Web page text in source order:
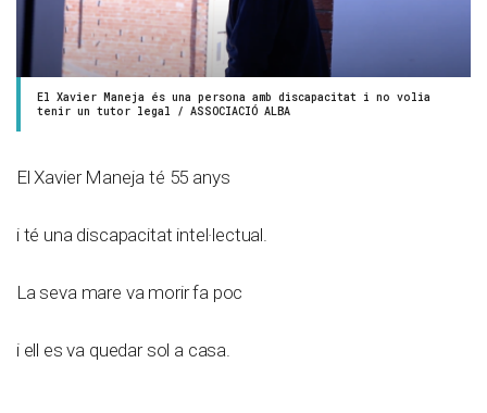
El Xavier Maneja és una persona amb discapacitat i no volia
tenir un tutor legal / ASSOCIACIÓ ALBA
El Xavier Maneja té 55 anys
i té una discapacitat intel·lectual.
La seva mare va morir fa poc
i ell es va quedar sol a casa.